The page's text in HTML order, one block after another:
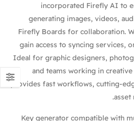
incorporated Firefly AI to
generating images, videos,
Firefly Boards for collaboration.
gain access to syncing services,
Ideal for graphic designers,
and teams working in
provides fast workflows, cutting-
asset
Key generator compatible with